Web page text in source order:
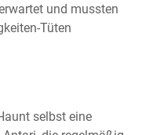
und mussten
Tüten
selbst eine